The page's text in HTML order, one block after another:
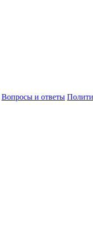
Вопросы и ответы